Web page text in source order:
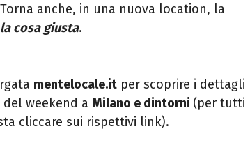
anche, in una nuova location, la
la cosa giusta.
mentelocale.it per scoprire i dettagli
weekend a Milano e dintorni (per tutti
cliccare sui rispettivi link).